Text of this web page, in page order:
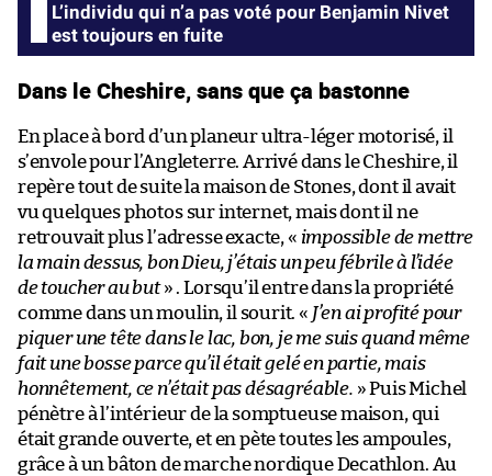
L’individu qui n’a pas voté pour Benjamin Nivet
est toujours en fuite
Dans le Cheshire, sans que ça bastonne
En place à bord d’un planeur ultra-léger motorisé, il
s’envole pour l’Angleterre. Arrivé dans le Cheshire, il
repère tout de suite la maison de Stones, dont il avait
vu quelques photos sur internet, mais dont il ne
retrouvait plus l’adresse exacte, « impossible de mettre
la main dessus, bon Dieu, j’étais un peu fébrile à l’idée
de toucher au but» . Lorsqu’il entre dans la propriété
comme dans un moulin, il sourit. « J’en ai profité pour
piquer une tête dans le lac, bon, je me suis quand même
fait une bosse parce qu’il était gelé en partie, mais
honnêtement, ce n’était pas désagréable. » Puis Michel
pénètre à l’intérieur de la somptueuse maison, qui
était grande ouverte, et en pète toutes les ampoules,
grâce à un bâton de marche nordique Decathlon. Au